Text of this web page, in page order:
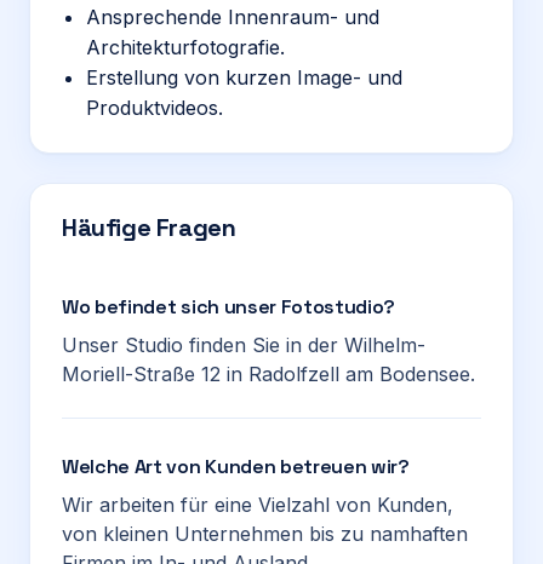
Ansprechende Innenraum- und
Architekturfotografie.
Erstellung von kurzen Image- und
Produktvideos.
Häufige Fragen
Wo befindet sich unser Fotostudio?
Unser Studio finden Sie in der Wilhelm-
Moriell-Straße 12 in Radolfzell am Bodensee.
Welche Art von Kunden betreuen wir?
Wir arbeiten für eine Vielzahl von Kunden,
von kleinen Unternehmen bis zu namhaften